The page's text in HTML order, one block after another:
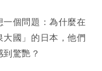
個問題：為什麼在
國」的日本，他們
驚艷？